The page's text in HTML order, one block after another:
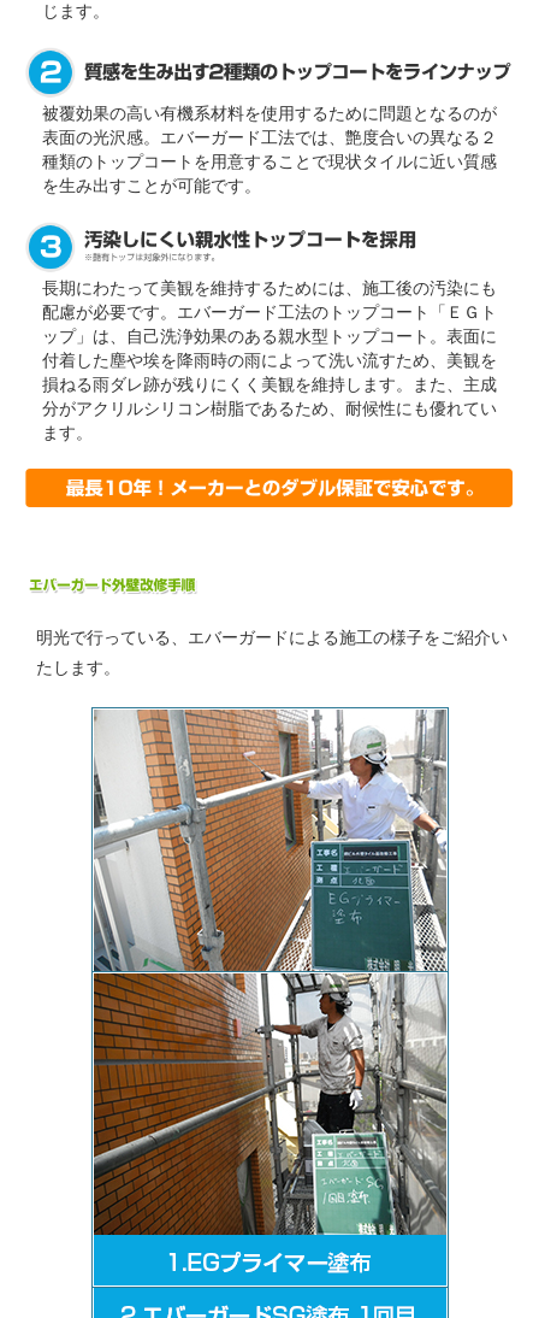
じます。
被覆効果の高い有機系材料を使用するために問題となるのが
表面の光沢感。エバーガード工法では、艶度合いの異なる２
種類のトップコートを用意することで現状タイルに近い質感
を生み出すことが可能です。
長期にわたって美観を維持するためには、施工後の汚染にも
配慮が必要です。エバーガード工法のトップコート「ＥＧト
ップ」は、自己洗浄効果のある親水型トップコート。表面に
付着した塵や埃を降雨時の雨によって洗い流すため、美観を
損ねる雨ダレ跡が残りにくく美観を維持します。また、主成
分がアクリルシリコン樹脂であるため、耐候性にも優れてい
ます。
明光で行っている、エバーガードによる施工の様子をご紹介い
たします。